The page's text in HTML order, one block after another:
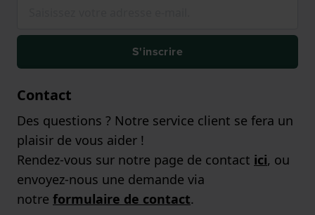
S'inscrire
Contact
Des questions ? Notre service client se fera un
plaisir de vous aider !
Rendez-vous sur notre page de contact ici, ou
envoyez-nous une demande via
notre formulaire de contact.